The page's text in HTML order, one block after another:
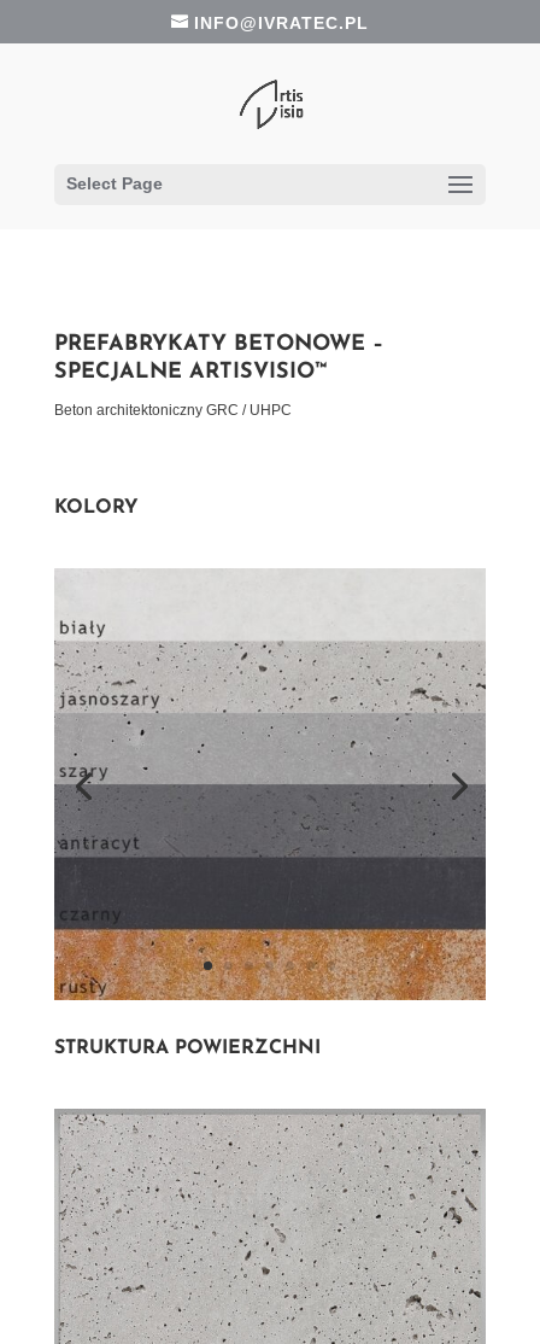
INFO@IVRATEC.PL
Select Page
PREFABRYKATY BETONOWE –
SPECJALNE ARTISVISIO™
Beton architektoniczny GRC / UHPC
KOLORY
STRUKTURA POWIERZCHNI